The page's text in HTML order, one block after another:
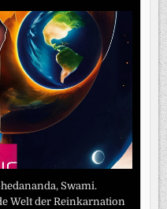
Swami.
Welt der Reinkarnation